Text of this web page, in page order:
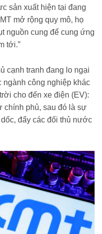
sản xuất hiện tại đang
mở rộng quy mô, họ
nguồn cung để cung ứng
tới.”
cạnh tranh đang lo ngại
ngành công nghiệp khác
cho đến xe điện (EV):
chính phủ, sau đó là sự
đẩy các đối thủ nước